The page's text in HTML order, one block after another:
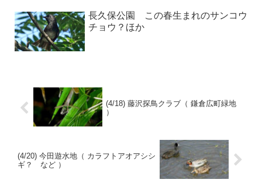
長久保公園 この春生まれのサンコウ
チョウ？ほか
(4/18) 藤沢探鳥クラブ（ 鎌倉広町緑地
）
(4/20) 今田遊水地（ カラフトアオアシシ
ギ？ など ）